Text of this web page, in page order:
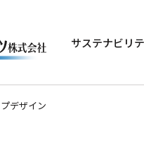
サステナビリ
デザイン